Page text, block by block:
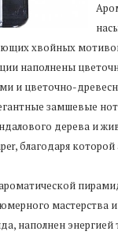
хвойных
наполнены
и цветочно-
замшевые
дерева и
благодаря
наполнен